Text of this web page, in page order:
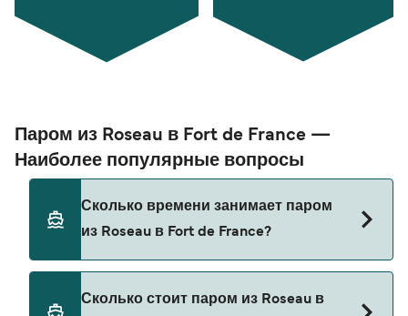
Паром из Roseau в Fort de France —
Наиболее популярные вопросы
Сколько времени занимает паром
из Roseau в Fort de France?
France составляет примерно 2 ч 15 мин.
Сколько стоит паром из Roseau в